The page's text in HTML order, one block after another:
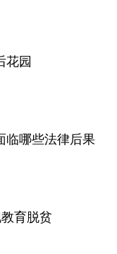
花园
临哪些法律后果
育脱贫